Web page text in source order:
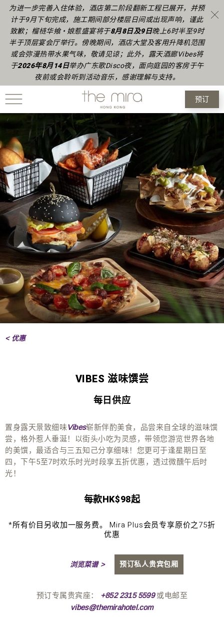
预订
< 优惠
VIBES 滋味馔尝
每日供应
置身露天景致细味Vibes崭新伴酌美食，品尝来自全球的滋味馔
尝，格外惹人垂涎！以街头小吃为灵感，带领您游览世界各地
的美馔，最适合与三五知己分享细味！您更可于逢星期日至
四，下午5至7时欢乐时光时段享五折优惠，透过微醺午后时
光！
每款HK$98起
*所有价目另收加一服务费。 Mira Plus会员专享原价之75折
优惠
浏览菜谱 > 预订私人贵宾包厢
预订专属贵宾座： +852 2315 5599或电邮至
vibes@themirahotel.com
为进一步完善入住体验，酒店第二阶段翻新工程已展开，并预
计于9月下旬完成，施工期间部分楼层日间或出现声响，谨此
致歉；榴梿华飨 • 娘惹盛宴将于8月8日及9日晚上6时半至9时
半于顶层宴会厅举行。傍晚期间，酒店大堂及客用升降机范围
或会弥漫热带水果气味，敬请见谅；此外，露天酒廊Vibes将
于2026年8月14日举办广东歌Disco夜，面向庭园的客房于午
夜前或会聆听到活动音乐，感谢理解与支持。